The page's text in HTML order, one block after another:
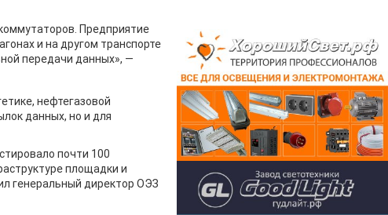
Предприятие
и на другом транспорте
передачи данных», —
нефтегазовой
данных, но и для
почти 100
площадки и
генеральный директор ОЭЗ